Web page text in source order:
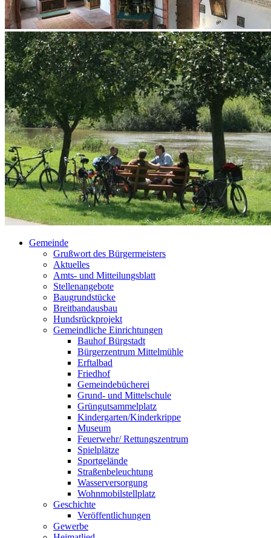
Gemeinde
Grußwort des Bürgermeisters
Aktuelles
Amts- und Mitteilungsblatt
Stellenangebote
Baugrundstücke
Breitbandausbau
Hundsrückprojekt
Gemeindliche Einrichtungen
Bauhof Bürgstadt
Bürgerzentrum Mittelmühle
Erftalbad
Friedhof
Gemeindebücherei
Grund- und Mittelschule
Grüngutsammelplatz
Kindergarten/Kinderkrippe
Museum
Feuerwehr/ Rettungszentrum
Spielplätze
Sportgelände
Straßenbeleuchtung
Wasserversorgung
Wohnmobilstellplatz
Geschichte
Veröffentlichungen
Gewerbe